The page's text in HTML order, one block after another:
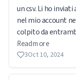
un csv. Li ho
nel mio account
colpito da
Read more
3Oct 10, 2024